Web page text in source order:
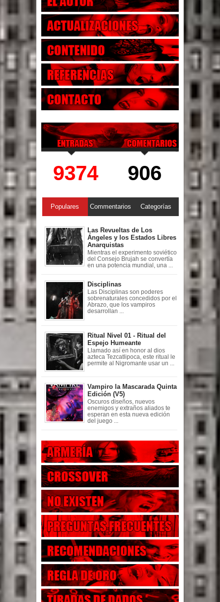
9374 906
Populares Commentarios Categorías
Las Revueltas de Los
Ángeles y los Estados Libres
Anarquistas
Mientras el experimento soviético
del Consejo Brujah se convertía
en una potencia mundial, una ...
Disciplinas
Las Disciplinas son poderes
sobrenaturales concedidos por el
Abrazo, que los vampiros
desarrollan ...
Ritual Nivel 01 - Ritual del
Espejo Humeante
Llamado así en honor al dios
azteca Tezcatlipoca, este ritual le
permite al Nigromante usar un ...
Vampiro la Mascarada Quinta
Edición (V5)
Oscuros diseños, nuevos
enemigos y extraños aliados te
esperan en esta nueva edición
del juego ...